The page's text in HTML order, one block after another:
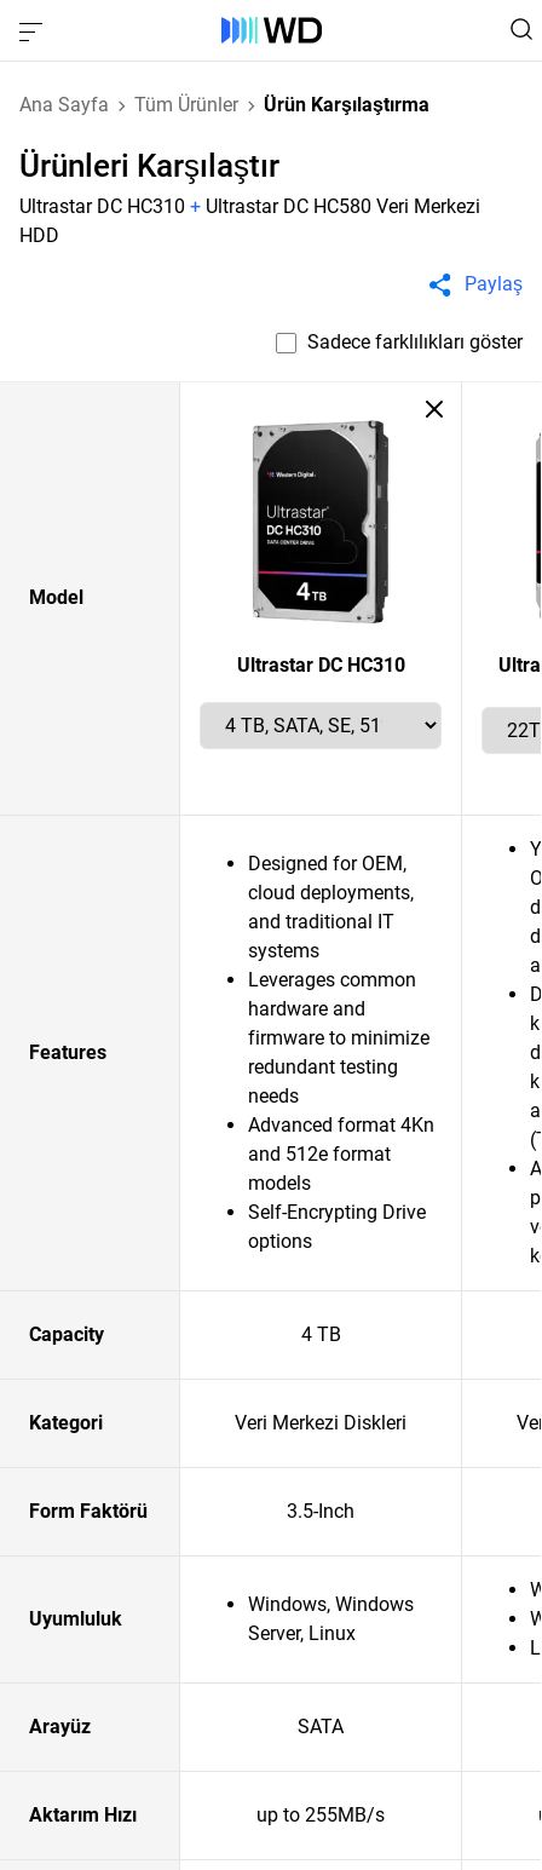
Ana Sayfa Tüm Ürünler Ürün Karşılaştırma
Ürünleri Karşılaştır
Ultrastar DC HC310 + Ultrastar DC HC580 Veri Merkezi
HDD
Paylaş
Sadece farklılıkları göster
Model
Ultrastar DC HC310
Features
Designed for OEM,
cloud deployments,
and traditional IT
systems
Leverages common
hardware and
firmware to minimize
redundant testing
needs
Advanced format 4Kn
and 512e format
models
Self-Encrypting Drive
options
Capacity 4 TB
Kategori Veri Merkezi Diskleri
Form Faktörü 3.5-Inch
Uyumluluk
Windows, Windows
Server, Linux
Arayüz SATA
Aktarım Hızı up to 255MB/s